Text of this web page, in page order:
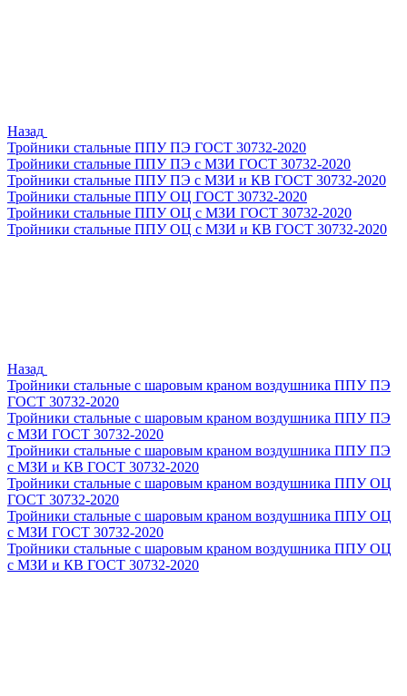
Назад
Тройники стальные ППУ ПЭ ГОСТ 30732-2020
Тройники стальные ППУ ПЭ с МЗИ ГОСТ 30732-2020
Тройники стальные ППУ ПЭ с МЗИ и КВ ГОСТ 30732-2020
Тройники стальные ППУ ОЦ ГОСТ 30732-2020
Тройники стальные ППУ ОЦ с МЗИ ГОСТ 30732-2020
Тройники стальные ППУ ОЦ с МЗИ и КВ ГОСТ 30732-2020
Назад
Тройники стальные с шаровым краном воздушника ППУ ПЭ
ГОСТ 30732-2020
Тройники стальные с шаровым краном воздушника ППУ ПЭ
с МЗИ ГОСТ 30732-2020
Тройники стальные с шаровым краном воздушника ППУ ПЭ
с МЗИ и КВ ГОСТ 30732-2020
Тройники стальные с шаровым краном воздушника ППУ ОЦ
ГОСТ 30732-2020
Тройники стальные с шаровым краном воздушника ППУ ОЦ
с МЗИ ГОСТ 30732-2020
Тройники стальные с шаровым краном воздушника ППУ ОЦ
с МЗИ и КВ ГОСТ 30732-2020